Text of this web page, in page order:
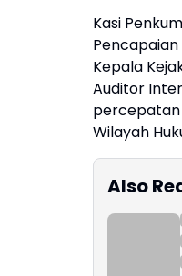
Kasi
Kepala
Auditor
percepatan
Wilayah
Also